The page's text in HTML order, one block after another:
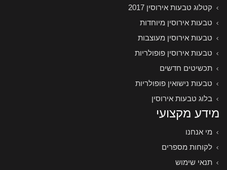
קטלוג טבעות אירוסין 2017
טבעות אירוסין מיוחדות
טבעות אירוסין מעוצבות
טבעות אירוסין פופולריות
תכשיטים חדשים
טבעות נישואין פופולריות
בלוג טבעות אירוסין
מידע מקצועי
מי אנחנו
לקוחות מספרים
תנאי שימוש